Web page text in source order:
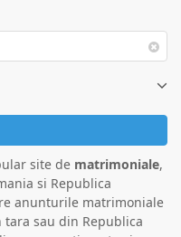
site de matrimoniale,
si Republica
anunturile matrimoniale
tara sau din Republica